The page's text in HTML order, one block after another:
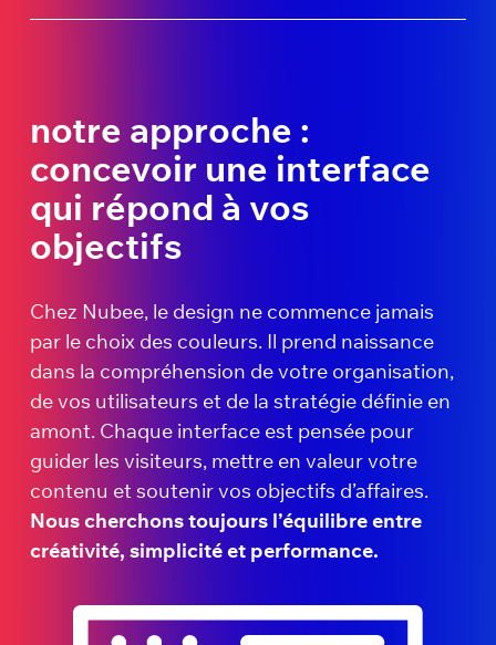
notre approche :
concevoir une interface
qui répond à vos
objectifs
Chez Nubee, le design ne commence jamais
par le choix des couleurs. Il prend naissance
dans la compréhension de votre organisation,
de vos utilisateurs et de la stratégie définie en
amont. Chaque interface est pensée pour
guider les visiteurs, mettre en valeur votre
contenu et soutenir vos objectifs d’affaires.
Nous cherchons toujours l’équilibre entre
créativité, simplicité et performance.